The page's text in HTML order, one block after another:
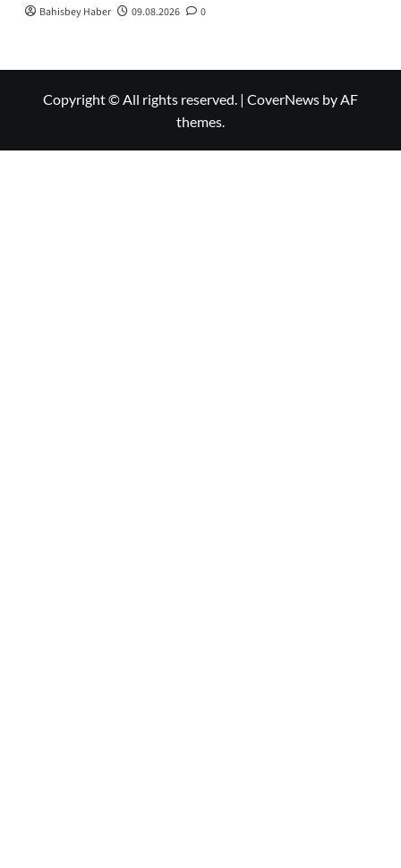
Bahisbey Haber 09.08.2026 0
Copyright © All rights reserved. | CoverNews by AF
themes.